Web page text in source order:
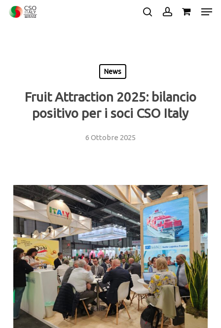
Skip
News
Fruit Attraction 2025: bilancio
positivo per i soci CSO Italy
6 Ottobre 2025